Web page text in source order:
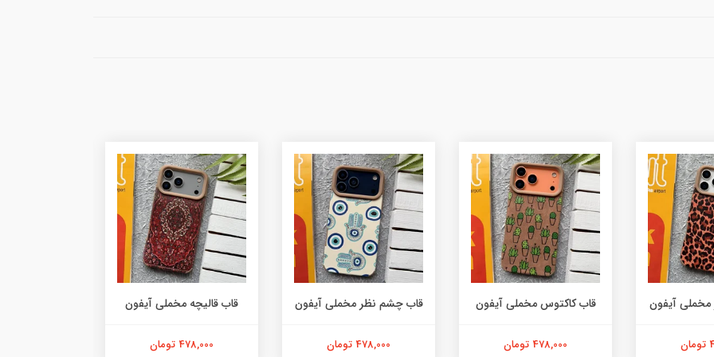
مخملی آیفون قاب کاکتوس مخملی آیفون
478,000 تومان
قاب چشم نظر مخملی آیفون
478,000 تومان
قاب قالیچه مخملی آیفون
478,000 تومان